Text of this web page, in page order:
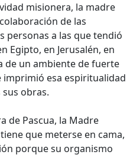
misionera, la madre
de las
personas a las que tendió
Egipto, en Jerusalén, en
de un ambiente de fuerte
esa espiritualidad
obras.
de Pascua, la Madre
que meterse en cama,
porque su organismo